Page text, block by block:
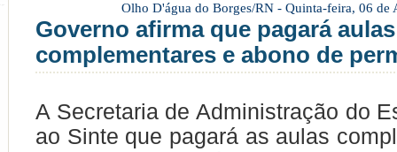
Olho D'água do Borges/RN - Quinta-feira, 06 de
Governo afirma que pagará aulas
complementares e abono de
A Secretaria de Administração do
ao Sinte que pagará as aulas